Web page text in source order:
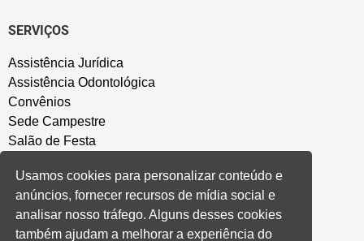
SERVIÇOS
Assistência Jurídica
Assistência Odontológica
Convênios
Sede Campestre
Salão de Festa
CONVENÇÃO COLETIVA E ACORDOS
Usamos cookies para personalizar conteúdo e
anúncios, fornecer recursos de mídia social e
analisar nosso tráfego. Alguns desses cookies
também ajudam a melhorar a experiência do